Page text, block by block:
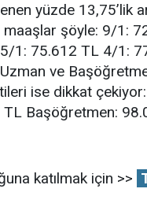
yüzde 13,75’lik
maaşlar şöyle: 9/1:
1: 75.612 TL 4/1:
ve
ise dikkat
Başöğretmen:
katılmak için >>